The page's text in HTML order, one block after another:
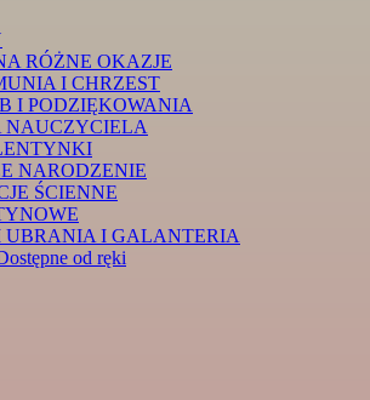
RÓŻNE OKAZJE
I CHRZEST
I PODZIĘKOWANIA
NAUCZYCIELA
NARODZENIE
ŚCIENNE
UBRANIA I GALANTERIA
od ręki